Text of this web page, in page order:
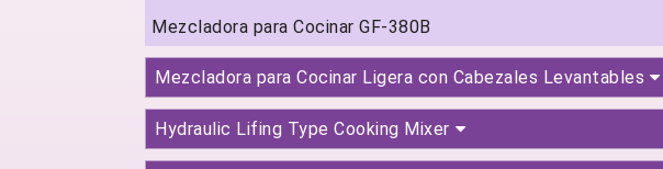
Mezcladora para Cocinar GF-380B
Mezcladora para Cocinar Ligera con Cabezales Levantables
Hydraulic Lifing Type Cooking Mixer